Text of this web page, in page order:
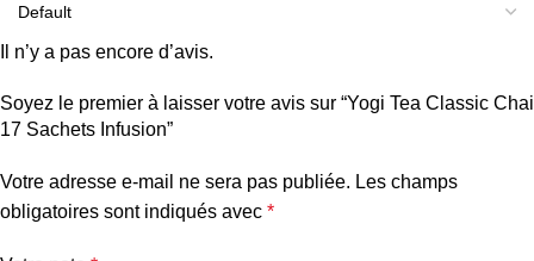
Il n’y a pas encore d’avis.
Soyez le premier à laisser votre avis sur “Yogi Tea Classic Chai
17 Sachets Infusion”
Votre adresse e-mail ne sera pas publiée. Les champs
obligatoires sont indiqués avec *